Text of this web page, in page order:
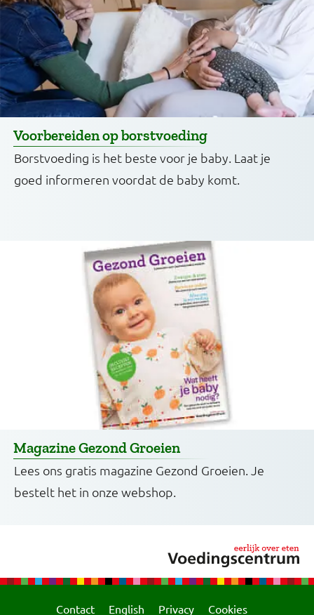
Voorbereiden op borstvoeding
Borstvoeding is het beste voor je baby. Laat je
goed informeren voordat de baby komt.
Magazine Gezond Groeien
Lees ons gratis magazine Gezond Groeien. Je
bestelt het in onze webshop.
Contact English Privacy Cookies